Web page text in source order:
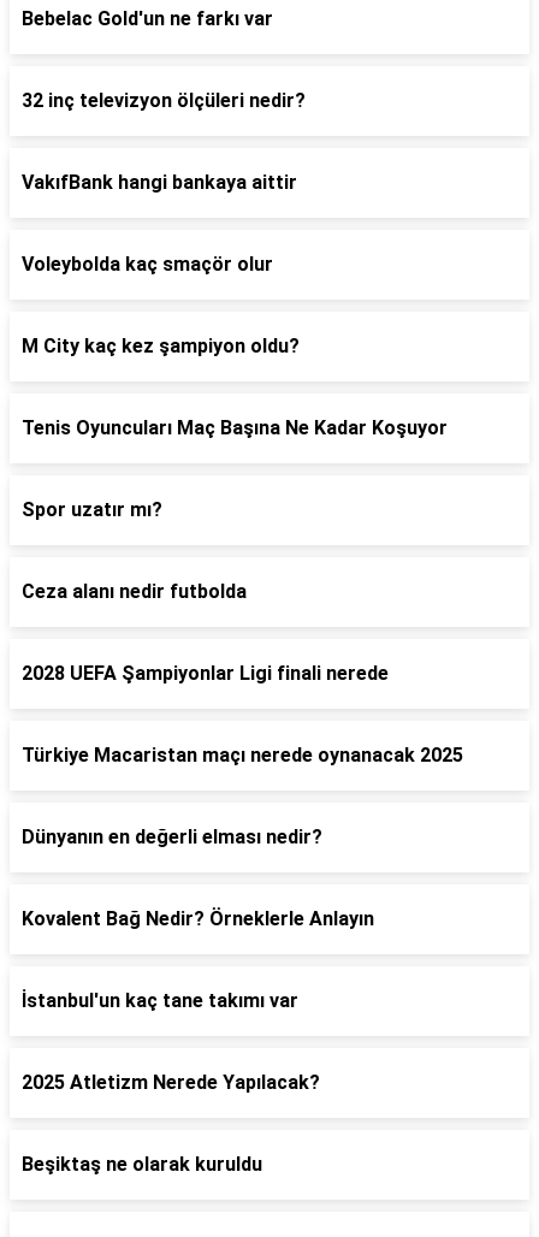
Bebelac Gold'un ne farkı var
32 inç televizyon ölçüleri nedir?
VakıfBank hangi bankaya aittir
Voleybolda kaç smaçör olur
M City kaç kez şampiyon oldu?
Tenis Oyuncuları Maç Başına Ne Kadar Koşuyor
Spor uzatır mı?
Ceza alanı nedir futbolda
2028 UEFA Şampiyonlar Ligi finali nerede
Türkiye Macaristan maçı nerede oynanacak 2025
Dünyanın en değerli elması nedir?
Kovalent Bağ Nedir? Örneklerle Anlayın
İstanbul'un kaç tane takımı var
2025 Atletizm Nerede Yapılacak?
Beşiktaş ne olarak kuruldu